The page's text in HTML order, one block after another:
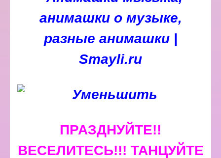
ПРАЗДНУЙТЕ!!
ВЕСЕЛИТЕСЬ!!! ТАНЦУЙТЕ